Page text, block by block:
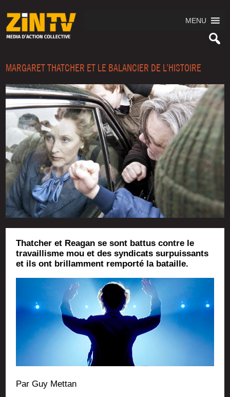
MENU
MARGARET THATCHER ET LE BALANCIER DE L’HISTOIRE
Thatcher et Reagan se sont battus contre le
travaillisme mou et des syndicats surpuissants
et ils ont brillamment remporté la bataille.
Par Guy Mettan